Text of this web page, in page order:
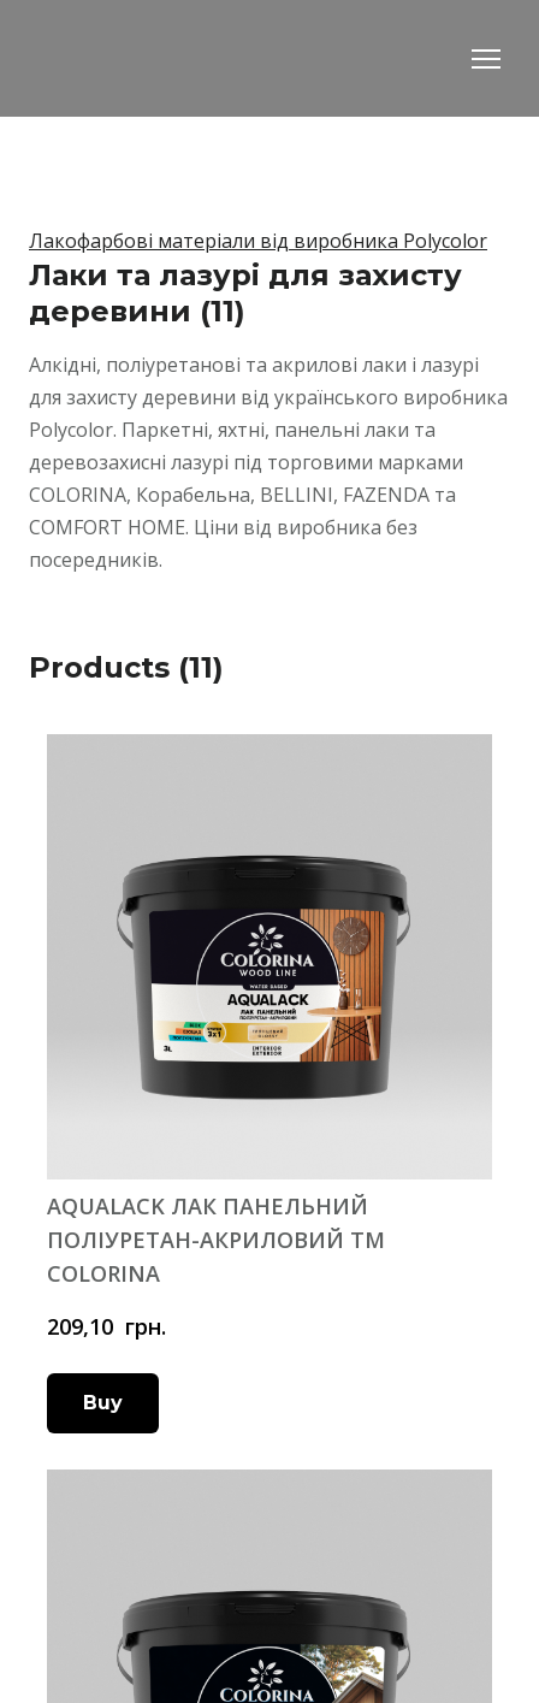
Лакофарбові матеріали від виробника Polycolor
Лаки та лазурі для захисту
деревини (11)
Алкідні, поліуретанові та акрилові лаки і лазурі
для захисту деревини від українського виробника
Polycolor. Паркетні, яхтні, панельні лаки та
деревозахисні лазурі під торговими марками
COLORINA, Корабельна, BELLINI, FAZENDA та
COMFORT HOME. Ціни від виробника без
посередників.
Products (11)
AQUALACK ЛАК ПАНЕЛЬНИЙ
ПОЛІУРЕТАН-АКРИЛОВИЙ ТМ
COLORINA
209,10  грн.
Buy